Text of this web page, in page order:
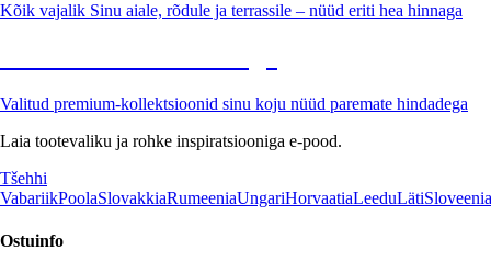
Kõik vajalik Sinu aiale, rõdule ja terrassile – nüüd eriti hea hinnaga
Valitud premium-kollektsioonid sinu koju nüüd paremate hindadega
Laia tootevaliku ja rohke inspiratsiooniga e-pood.
Tšehhi
VabariikPoolaSlovakkiaRumeeniaUngariHorvaatiaLeeduLätiSloveenia
Ostuinfo